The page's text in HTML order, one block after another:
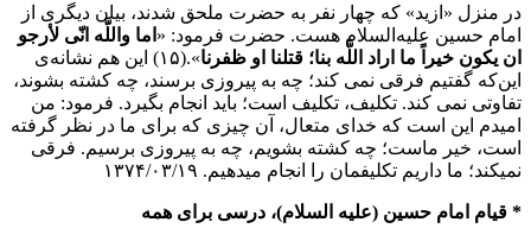
در منزل «ازید» که چهار نفر به حضرت ملحق شدند، بیان دیگری از
امام حسین علیه‌السلام هست. حضرت فرمود: « اما واللَّه انّی لأرجو
ان یکون خیراً ما اراد اللَّه بنا؛ قتلنا او ظفرنا
».(۱۵) این هم نشانه‌ی
این‌که گفتیم فرقی نمی کند؛ چه به پیروزی برسند، چه کشته بشوند،
تفاوتی نمی کند. تکلیف، تکلیف است؛ باید انجام بگیرد. فرمود: من
امیدم این است که خدای متعال، آن چیزی که برای ما در نظر گرفته
است، خیر ماست؛ چه کشته بشویم، چه به پیروزی برسیم. فرقی
نمیکند؛ ما داریم تکلیفمان را انجام میدهیم. ۱۳۷۴/۰۳/۱۹
* قیام امام حسین (علیه السلام)، درسی برای همه